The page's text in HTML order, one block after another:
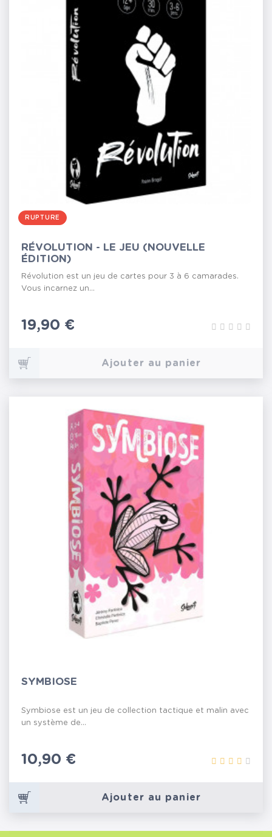
RUPTURE
RÉVOLUTION - LE JEU (NOUVELLE
ÉDITION)
Révolution est un jeu de cartes pour 3 à 6 camarades.
Vous incarnez un...
Prix
19,90 €
Ajouter au panier
SYMBIOSE
Symbiose est un jeu de collection tactique et malin avec
un système de...
Prix
10,90 €
Ajouter au panier